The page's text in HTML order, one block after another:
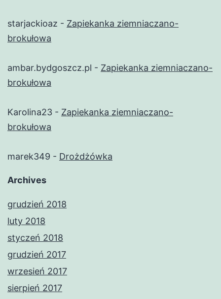
starjackioaz - Zapiekanka ziemniaczano-
brokułowa
ambar.bydgoszcz.pl - Zapiekanka ziemniaczano-
brokułowa
Karolina23 - Zapiekanka ziemniaczano-
brokułowa
marek349 - Drożdżówka
Archives
grudzień 2018
luty 2018
styczeń 2018
grudzień 2017
wrzesień 2017
sierpień 2017